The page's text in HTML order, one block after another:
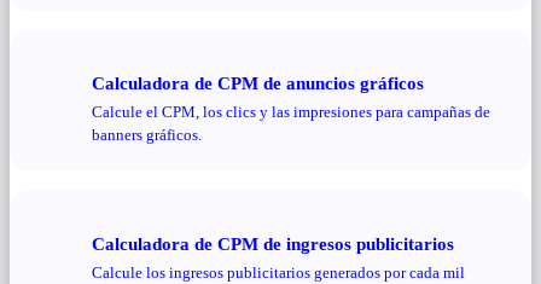
Calculadora de CPM de anuncios gráficos
Calcule el CPM, los clics y las impresiones para campañas de
banners gráficos.
Calculadora de CPM de ingresos publicitarios
Calcule los ingresos publicitarios generados por cada mil